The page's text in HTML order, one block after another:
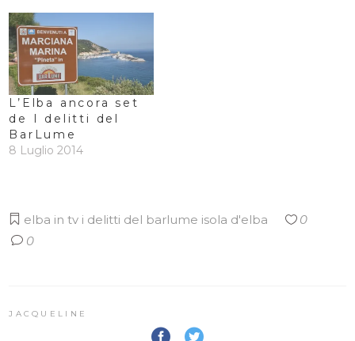
L’Elba ancora set
de I delitti del
BarLume
8 Luglio 2014
elba in tv i delitti del barlume isola d'elba
0
0
JACQUELINE